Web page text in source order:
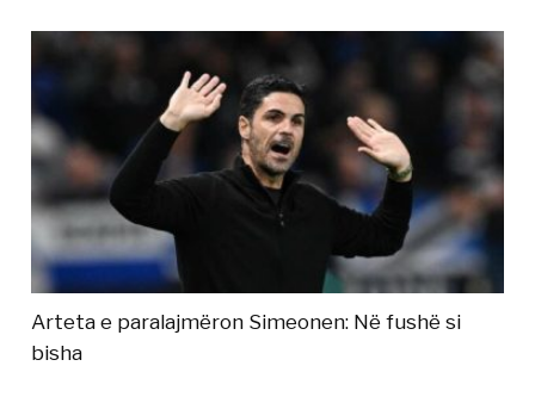
Arteta e paralajmëron Simeonen: Në fushë si
bisha